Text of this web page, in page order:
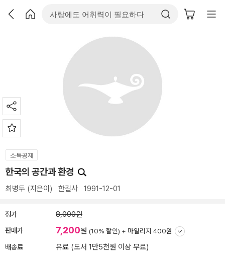
소득공제
한국의 공간과 환경
최병두 (지은이) 한길사 1991-12-01
정가 8,000원
판매가 7,200원 (10% 할인) + 마일리지 400원
배송료 유료 (도서 1만5천원 이상 무료)